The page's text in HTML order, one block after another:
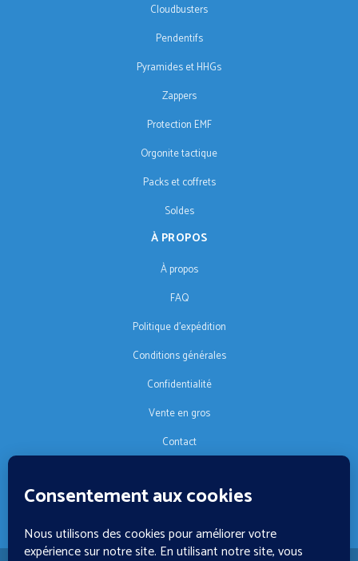
Cloudbusters
Pendentifs
Pyramides et HHGs
Zappers
Protection EMF
Orgonite tactique
Packs et coffrets
Soldes
À PROPOS
À propos
FAQ
Politique d'expédition
Conditions générales
Confidentialité
Vente en gros
Contact